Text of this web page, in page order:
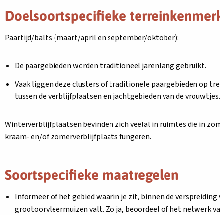
Doelsoortspecifieke
Paartijd/balts (maart/april en september/oktober):
De paargebieden worden traditioneel jarenlang gebruikt.
Vaak liggen deze clusters of traditionele paargebieden op
tussen de verblijfplaatsen en jachtgebieden van de vrouwtjes.
Winterverblijfplaatsen bevinden zich veelal in ruimtes die in
kraam- en/of zomerverblijfplaats fungeren.
Soortspecifieke maatregelen
Informeer of het gebied waarin je zit, binnen de verspreiding
grootoorvleermuizen valt. Zo ja, beoordeel of het netwerk